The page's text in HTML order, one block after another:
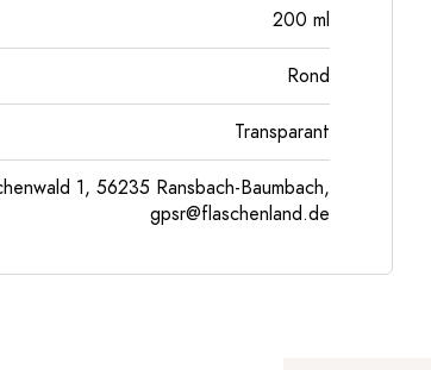
200 ml
Rond
Transparant
1, 56235 Ransbach-Baumbach,
gpsr@flaschenland.de